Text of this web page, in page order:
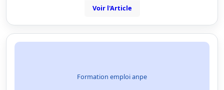
Voir l'Article
Formation emploi anpe